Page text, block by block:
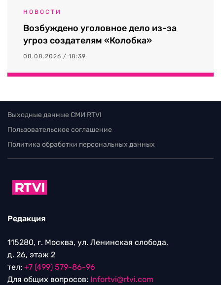
НОВОСТИ
Возбуждено уголовное дело из-за
угроз создателям «Колобка»
08.08.2026 / 18:39
Выходные данные СМИ RTVI
Пользовательское соглашение
Политика обработки персональных данных
Редакция
115280, г. Москва, ул. Ленинская слобода,
д. 26, этаж 2
тел: +7 (499) 579-86-96
Для общих вопросов: Infortvi@rtvi.com